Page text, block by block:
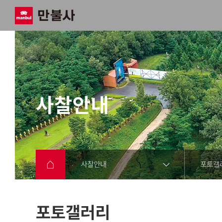
사찰안내
사찰안내 포토갤
포토갤러리